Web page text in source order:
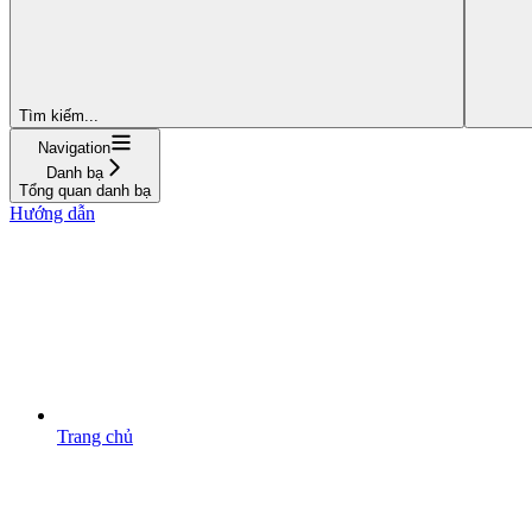
Tìm kiếm...
Navigation
Danh bạ
Tổng quan danh bạ
Hướng dẫn
Trang chủ